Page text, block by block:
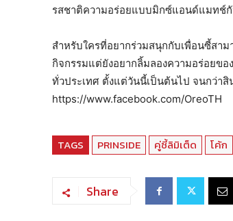
รสชาติความอร่อยแบบมิกซ์แอนด์แมทช์กั
สำหรับใครที่อยากร่วมสนุกกับเพื่อนซี้สา
กิจกรรมแต่ยังอยากลิ้มลองความอร่อยข
ทั่วประเทศ ตั้งแต่วันนี้เป็นต้นไป จนกว่า
https://www.facebook.com/OreoTH
TAGS PRINSIDE คู่ซี้ลิมิเต็ด โค้ก
Share